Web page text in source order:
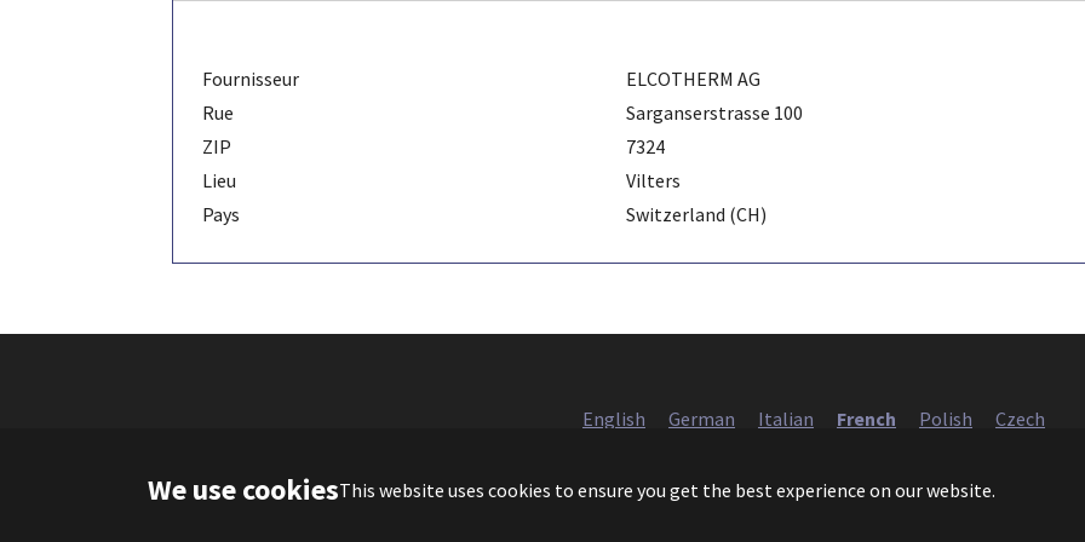
We use cookiesThis website uses cookies to ensure you get the best experience on our website.
Fournisseur
ELCOTHERM AG
Rue
Sarganserstrasse 100
ZIP
7324
Lieu
Vilters
Pays
Switzerland (CH)
English German Italian French Polish
Czech